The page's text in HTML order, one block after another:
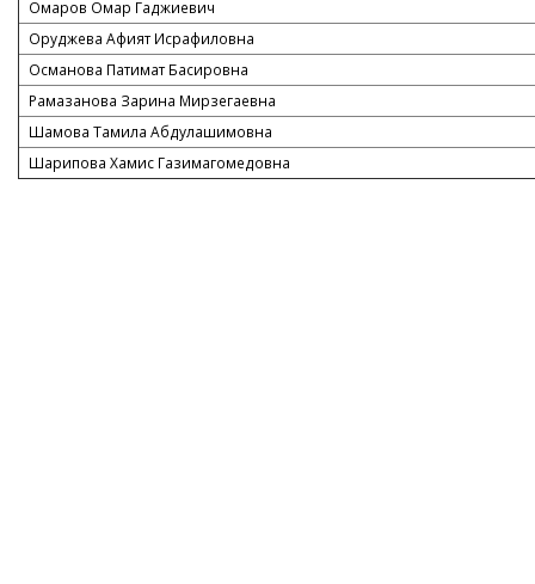
Омаров Омар Гаджиевич
Оруджева Афият Исрафиловна
Османова Патимат Басировна
Рамазанова Зарина Мирзегаевна
Шамова Тамила Абдулашимовна
Шарипова Хамис Газимагомедовна